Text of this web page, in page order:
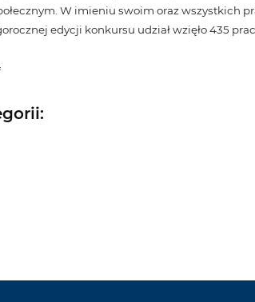
W imieniu swoim oraz wszystkich
edycji konkursu udział wzięło 435